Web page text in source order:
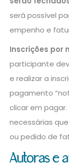
será possível
empenho e
Inscrições por
participante
e realizar a
pagamento
clicar em
necessárias
ou pedido de
Autoras e